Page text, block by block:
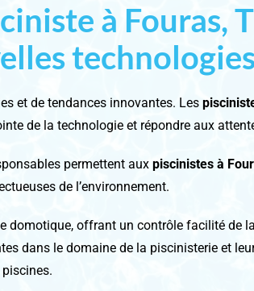
à Fouras,
et de tendances innovantes. Les
de la technologie et répondre aux
permettent aux piscinistesà
de l’environnement.
domotique, offrant un contrôle facilité de
dans le domaine de la piscinisterie et
piscines.